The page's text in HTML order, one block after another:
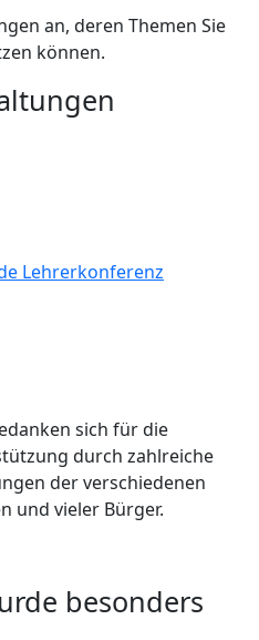
an, deren Themen Sie
können.
Lehrerkonferenz
sich für die
durch zahlreiche
der verschiedenen
und vieler Bürger.
besonders